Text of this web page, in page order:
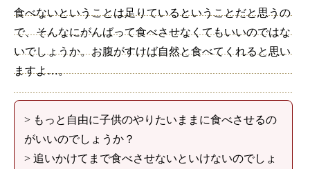
食べないということは足りているということだと思うの
で、そんなにがんばって食べさせなくてもいいのではな
いでしょうか。お腹がすけば自然と食べてくれると思い
ますよ…。
> もっと自由に子供のやりたいままに食べさせるの
がいいのでしょうか？
> 追いかけてまで食べさせないといけないのでしょ